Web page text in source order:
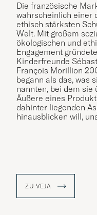
Die französische
wahrscheinlich einer
ethisch stärksten
Welt. Mit großem
ökologischen und
Engagement
Kinderfreunde
François Morillion
begann als das, was
nannten, bei dem sie
Äußere eines
dahinter liegenden
hinausblicken will,
ZU VEJA